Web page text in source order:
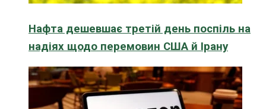
Нафта дешевшає третій день поспіль на
надіях щодо перемовин США й Ірану